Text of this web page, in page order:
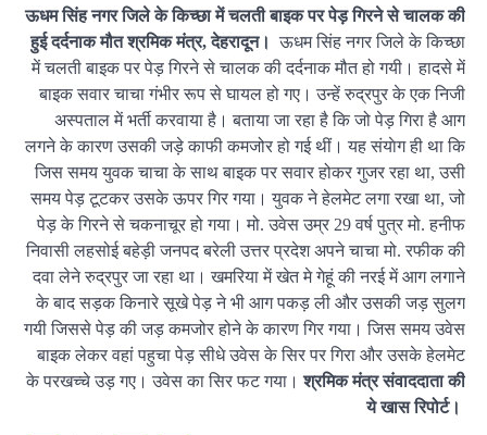
ऊधम सिंह नगर जिले के किच्छा में चलती बाइक पर पेड़ गिरने से चालक की
हुई दर्दनाक मौतश्रमिक मंत्र, देहरादून। ऊधम सिंह नगर जिले के किच्छा
में चलती बाइक पर पेड़ गिरने से चालक की दर्दनाक मौत हो गयी। हादसे में
बाइक सवार चाचा गंभीर रूप से घायल हो गए। उन्हें रुद्रपुर के एक निजी
अस्पताल में भर्ती करवाया है। बताया जा रहा है कि जो पेड़ गिरा है आग
लगने के कारण उसकी जड़े काफी कमजोर हो गई थीं। यह संयाेग ही था कि
जिस समय युवक चाचा के साथ बाइक पर सवार होकर गुजर रहा था, उसी
समय पेड़ टूटकर उसके ऊपर गिर गया। युवक ने हेलमेट लगा रखा था, जो
पेड़ के गिरने से चकनाचूर हो गया। मो. उवेस उम्र 29 वर्ष पुत्र मो. हनीफ
निवासी लहसोई बहेड़ी जनपद बरेली उत्तर प्रदेश अपने चाचा मो. रफीक की
दवा लेने रुद्रपुर जा रहा था। खमरिया में खेत मे गेहूं की नरई में आग लगाने
के बाद सड़क किनारे सूखे पेड़ ने भी आग पकड़ ली और उसकी जड़ सुलग
गयी जिससे पेड़ की जड़ कमजोर होने के कारण गिर गया। जिस समय उवेस
बाइक लेकर वहां पहुचा पेड़ सीधे उवेस के सिर पर गिरा और उसके हेलमेट
के परखच्चे उड़ गए। उवेस का सिर फट गया।श्रमिक मंत्र संवाददाता की
ये खास रिपोर्ट।